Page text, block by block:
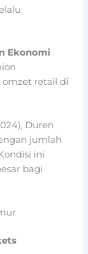
Ekonomi
retail di
Duren
jumlah
ini
bagi